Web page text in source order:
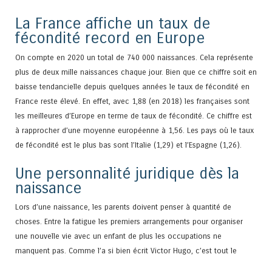
La France affiche un taux de
fécondité record en Europe
On compte en 2020 un total de 740 000 naissances. Cela représente
plus de deux mille naissances chaque jour. Bien que ce chiffre soit en
baisse tendancielle depuis quelques années le taux de fécondité en
France reste élevé. En effet, avec 1,88 (en 2018) les françaises sont
les meilleures d’Europe en terme de taux de fécondité. Ce chiffre est
à rapprocher d’une moyenne européenne à 1,56. Les pays où le taux
de fécondité est le plus bas sont l’Italie (1,29) et l’Espagne (1,26).
Une personnalité juridique dès la
naissance
Lors d’une naissance, les parents doivent penser à quantité de
choses. Entre la fatigue les premiers arrangements pour organiser
une nouvelle vie avec un enfant de plus les occupations ne
manquent pas. Comme l’a si bien écrit Victor Hugo, c’est tout le